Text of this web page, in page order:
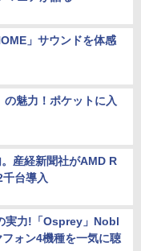
」サウンドを体感
魅力！ポケットに入
産経新聞社がAMD R
台導入
実力!「Osprey」Nobl
ォン4機種を一気に聴